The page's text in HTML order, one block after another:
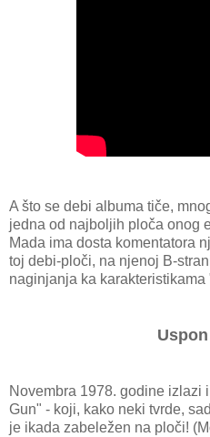
A što se debi albuma tiče,
jedna od najboljih ploča onog
Mada ima dosta komentatora
toj debi-ploči, na njenoj B-
naginjanja ka karakteristikama
Novembra 1978. godine izlazi
Gun" - koji, kako neki tvrde,
je ikada zabeležen na ploči!